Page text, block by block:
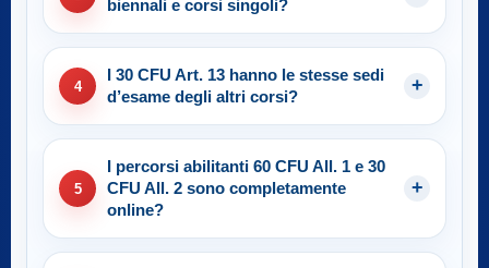
biennali e corsi singoli?
4
I 30 CFU Art. 13 hanno le stesse sedi
d’esame degli altri corsi?
5
I percorsi abilitanti 60 CFU All. 1 e 30
CFU All. 2 sono completamente
online?